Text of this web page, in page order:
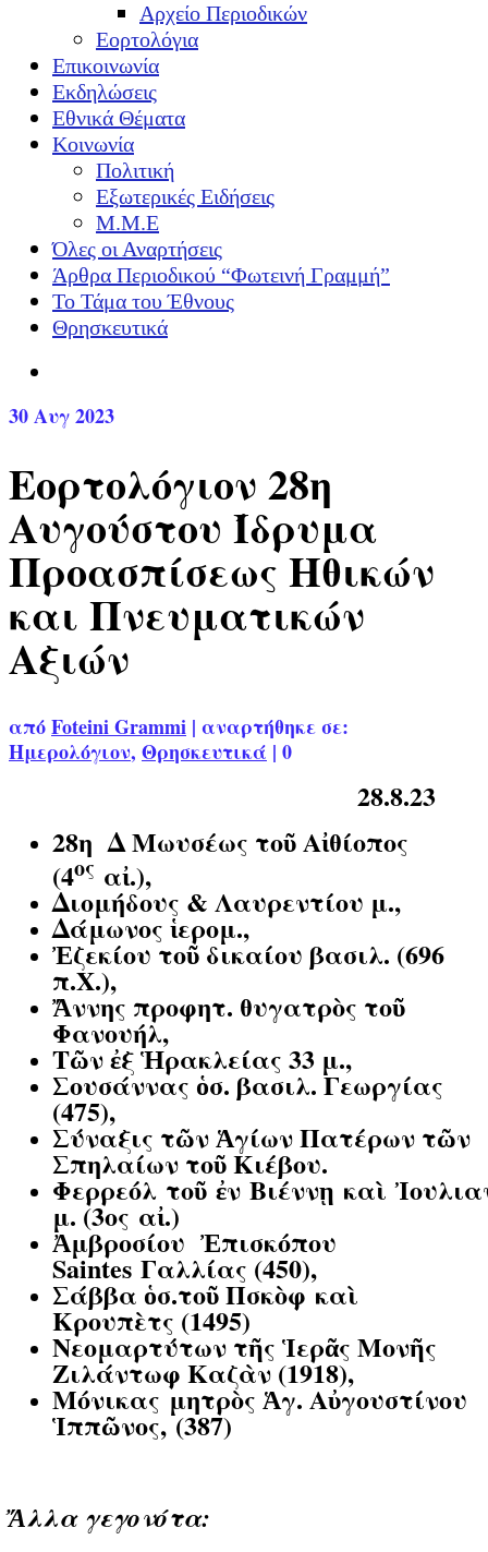
Αρχείο Περιοδικών
Εορτολόγια
Επικοινωνία
Εκδηλώσεις
Εθνικά Θέματα
Κοινωνία
Πολιτική
Εξωτερικές Ειδήσεις
Μ.Μ.Ε
Όλες οι Αναρτήσεις
Άρθρα Περιοδικού “Φωτεινή Γραμμή”
Το Τάμα του Έθνους
Θρησκευτικά
30Αυγ 2023
Εορτολόγιον 28η
Αυγούστου Ίδρυμα
Προασπίσεως Ηθικών
και Πνευματικών
Αξιών
απόFoteini Grammi | αναρτήθηκε σε:
Ημερολόγιον, Θρησκευτικά | 0
28.8.23
28η ΔΜωυσέως τοῦ Αἰθίοπος
(4ος αἰ.),
Διομήδους & Λαυρεντίου μ.,
Δάμωνος ἱερομ.,
Ἐζεκίου τοῦ δικαίου βασιλ. (696
π.Χ.),
Ἄννης προφητ. θυγατρὸς τοῦ
Φανουήλ,
Τῶν ἐξ Ἡρακλείας 33 μ.,
Σουσάννας ὁσ. βασιλ. Γεωργίας
(475),
Σύναξις τῶν Ἁγίων Πατέρων τῶν
Σπηλαίων τοῦ Κιέβου.
Φερρεόλ τοῦ ἐν Βιέννῃ καὶ
μ. (3ος αἰ.)
Ἀμβροσίου Ἐπισκόπου
Saintes Γαλλίας (450),
Σάββα ὁσ.τοῦ Πσκὸφ καὶ
Κρουπὲτς (1495)
Νεομαρτύτων τῆς Ἱερᾶς Μονῆς
Ζιλάντωφ Καζὰν (1918),
Μόνικας μητρὸς Ἁγ. Αὐγουστίνου
Ἱππῶνος, (387)
Ἄλλα γεγονότα: